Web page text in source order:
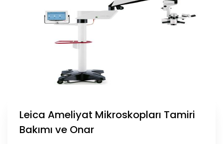
Leica Ameliyat Mikroskopları Tamiri
Bakımı ve Onar